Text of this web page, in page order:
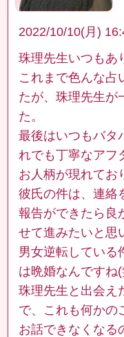
2022/10/10(月)
珠理先生いつもあ
これまで色んな占
たが、珠理先生が
た。
最後はいつもバタ
れでも丁寧なアフ
お人柄が現れてお
彼氏の件は、連絡
報告ができたら良
せて進みたいと思
男女逆転している
は晩婚なんですね(
珠理先生と出会え
で、これも何かの
お話できなくなる